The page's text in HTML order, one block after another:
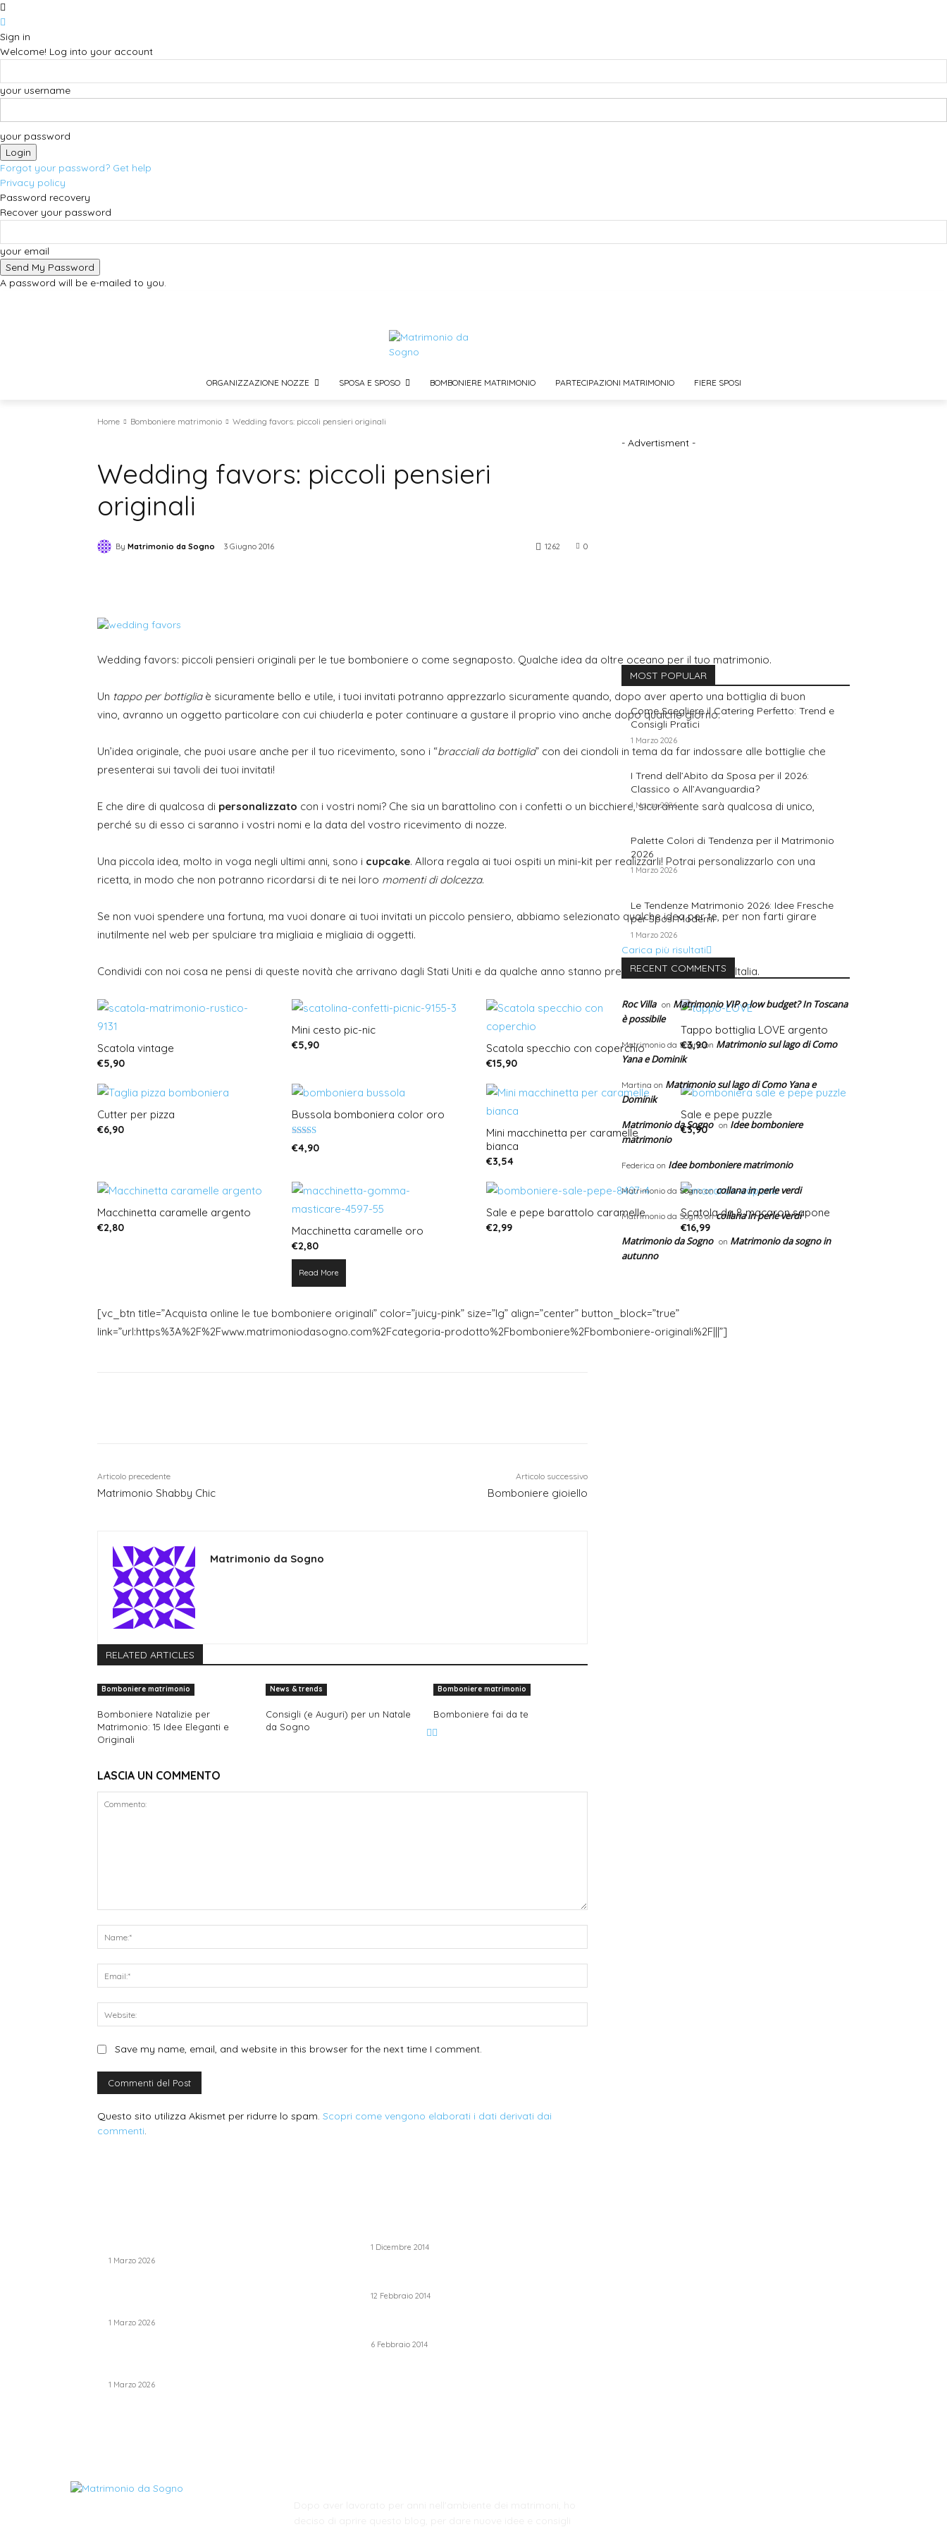
Sign in
Welcome! Log into your account
your username
your password
Forgot your password? Get help
Privacy policy
Password recovery
Recover your password
your email
A password will be e-mailed to you.
ORGANIZZAZIONE NOZZE SPOSA E SPOSO BOMBONIERE MATRIMONIO PARTECIPAZIONI MATRIMONIO FIERE SPOSI
Home Bomboniere matrimonio Wedding favors: piccoli pensieri originali
Wedding favors: piccoli pensieri
originali
By Matrimonio da Sogno 3 Giugno 2016 0
1262
Wedding favors: piccoli pensieri originali per le tue bomboniere o come segnaposto. Qualche idea da oltre oceano per il tuo matrimonio.
Un tappo per bottigliaè sicuramente bello e utile, i tuoi invitati potranno apprezzarlo sicuramente quando, dopo aver aperto una bottiglia di buon
vino, avranno un oggetto particolare con cui chiuderla e poter continuare a gustare il proprio vino anche dopo qualche giorno.
Un’idea originale, che puoi usare anche per il tuo ricevimento, sono i “bracciali da bottiglia” con dei ciondoli in tema da far indossare alle bottiglie che
presenterai sui tavoli dei tuoi invitati!
E che dire di qualcosa di personalizzato con i vostri nomi? Che sia un barattolino con i confetti o un bicchiere, sicuramente sarà qualcosa di unico,
perché su di esso ci saranno i vostri nomi e la data del vostro ricevimento di nozze.
Una piccola idea, molto in voga negli ultimi anni, sono i cupcake. Allora regala ai tuoi ospiti un mini-kit per realizzarli! Potrai personalizzarlo con una
ricetta, in modo che non potranno ricordarsi di te nei loro momenti di dolcezza.
Se non vuoi spendere una fortuna, ma vuoi donare ai tuoi invitati un piccolo pensiero, abbiamo selezionato qualche idea per te, per non farti girare
inutilmente nel web per spulciare tra migliaia e migliaia di oggetti.
Condividi con noi cosa ne pensi di queste novità che arrivano dagli Stati Uniti e da qualche anno stanno prendendo piede anche in Italia.
Scatola vintage
€5,90
Mini cesto pic-nic
€5,90 Scatola specchio con coperchio
€15,90
Tappo bottiglia LOVE argento
€3,90
Cutter per pizza
€6,90
Bussola bomboniera color oro
Valutato
5.00
€4,90
Mini macchinetta per caramelle
bianca
€3,54
Sale e pepe puzzle
€3,90
Macchinetta caramelle argento
€2,80 Macchinetta caramelle oro
€2,80
Read More
Sale e pepe barattolo caramelle
€2,99
Scatola da 8 macaron sapone
€16,99
[vc_btn title=”Acquista online le tue bomboniere originali” color=”juicy-pink” size=”lg” align=”center” button_block=”true”
link=”url:https%3A%2F%2Fwww.matrimoniodasogno.com%2Fcategoria-prodotto%2Fbomboniere%2Fbomboniere-originali%2F|||”]
Articolo precedente
Matrimonio Shabby Chic
Articolo successivo
Bomboniere gioiello
Matrimonio da Sogno
RELATED ARTICLES
Bomboniere matrimonio
Bomboniere Natalizie per
Matrimonio: 15 Idee Eleganti e
Originali
News & trends
Consigli (e Auguri) per un Natale
da Sogno
Bomboniere matrimonio
Bomboniere fai da te
LASCIA UN COMMENTO
Save my name, email, and website in this browser for the next time I comment.
Questo sito utilizza Akismet per ridurre lo spam. Scopri come vengono elaborati i dati derivati dai
commenti.
- Advertisment -
MOST POPULAR
Come Scegliere il Catering Perfetto: Trend e
Consigli Pratici
1 Marzo 2026
I Trend dell’Abito da Sposa per il 2026:
Classico o All’Avanguardia?
1 Marzo 2026
Palette Colori di Tendenza per il Matrimonio
2026
1 Marzo 2026
Le Tendenze Matrimonio 2026: Idee Fresche
per Sposi Moderni
1 Marzo 2026
Carica più risultati
RECENT COMMENTS
Roc Villa on Matrimonio VIP o low budget? In Toscana
è possibile
Matrimonio da Sognoon Matrimonio sul lago di Como
Yana e Dominik
Martina on Matrimonio sul lago di Como Yana e
Dominik
Matrimonio da Sogno on Idee bomboniere
matrimonio
Federica on Idee bomboniere matrimonio
Matrimonio da Sognooncollana in perle verdi
Matrimonio da Sognooncollana in perle verdi
Matrimonio da Sogno on Matrimonio da sogno in
autunno
1 Marzo 2026
1 Marzo 2026
1 Marzo 2026
1 Dicembre 2014
12 Febbraio 2014
6 Febbraio 2014